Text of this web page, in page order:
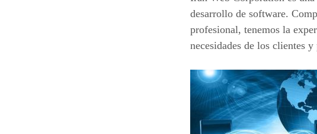
desarrollo de software.
profesional, tenemos la
necesidades de los clientes